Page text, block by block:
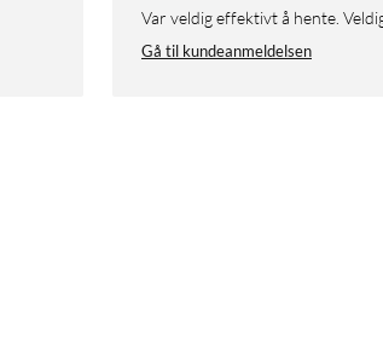
Var veldig effektivt å hente.
Gå til kundeanmeldelsen